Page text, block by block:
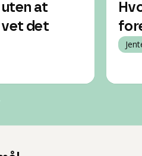
uten at
vet det